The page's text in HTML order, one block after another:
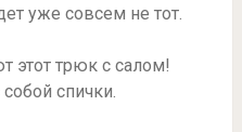
уже совсем не тот.